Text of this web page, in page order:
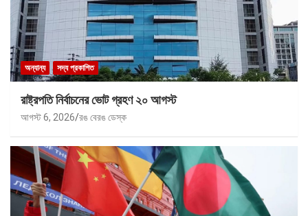
অন্যান্য সদ্য প্রকাশিত
রাষ্ট্রপতি নির্বাচনের ভোট গ্রহণ ২০ আগস্ট
আগস্ট 6, 2026 রঙ বেরঙ ডেস্ক